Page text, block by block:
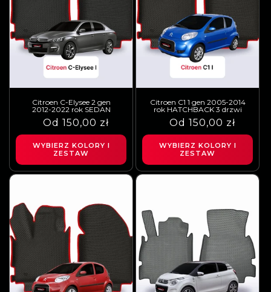
Citroen C-Elysee 2 gen
2012-2022 rok SEDAN
Cena
regularna
Cena
sprzedaży
Od 150,00 zł
WYBIERZ KOLORY I
ZESTAW
Citroen C1 1 gen 2005-2014
rok HATCHBACK 3 drzwi
Cena
regularna
Cena
sprzedaży
Od 150,00 zł
WYBIERZ KOLORY I
ZESTAW